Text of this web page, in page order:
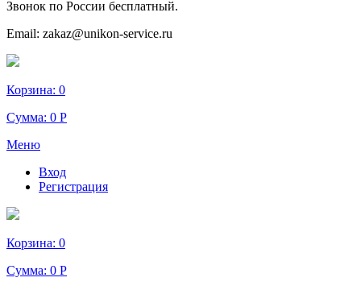
Звонок по России бесплатный.
Email: zakaz@unikon-service.ru
Корзина: 0
Сумма: 0 Р
Меню
Вход
Регистрация
Корзина: 0
Сумма: 0 Р